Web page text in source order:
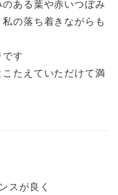
ある葉や赤いつぼみ
の落ち着きながらも
す
たえていただけて満
スが良く